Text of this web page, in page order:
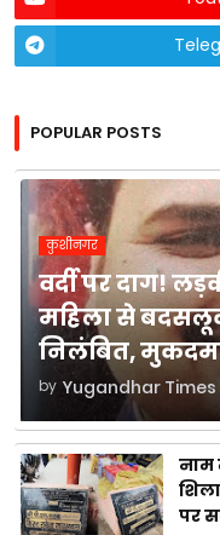
POPULAR POSTS
कुशीनगर
वर्दी पर दाग!
महिला से
निलंबित,
by Yugandhar Times
नाम
पर